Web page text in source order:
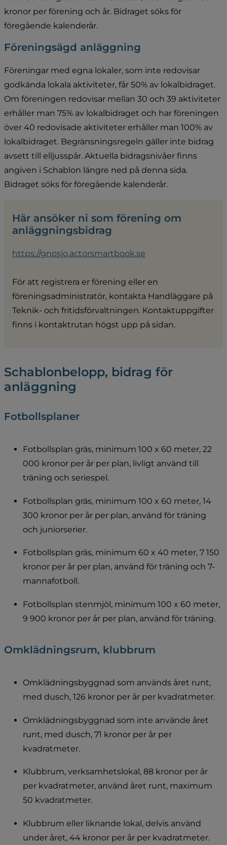
kronor per förening och år. Bidraget söks för
föregående kalenderår.
Föreningsägd anläggning
Föreningar med egna lokaler, som inte redovisar
godkända lokala aktiviteter, får 50% av lokalbidraget.
Om föreningen redovisar mellan 30 och 39 aktiviteter
erhåller man 75% av lokalbidraget och har föreningen
över 40 redovisade aktiviteter erhåller man 100% av
lokalbidraget. Begränsningsregeln gäller inte bidrag
avsett till elljusspår. Aktuella bidragsnivåer finns
angiven i Schablon längre ned på denna sida.
Bidraget söks för föregående kalenderår.
Här ansöker ni som förening om
anläggningsbidrag
https://gnosjo.actorsmartbook.se
För att registrera er förening eller en
föreningsadministratör, kontakta Handläggare på
Teknik- och fritidsförvaltningen. Kontaktuppgifter
finns i kontaktrutan högst upp på sidan.
Schablonbelopp, bidrag för
anläggning
Fotbollsplaner
Fotbollsplan gräs, minimum 100 x 60 meter, 22
000 kronor per år per plan, livligt använd till
träning och seriespel.
Fotbollsplan gräs, minimum 100 x 60 meter, 14
300 kronor per år per plan, använd för träning
och juniorserier.
Fotbollsplan gräs, minimum 60 x 40 meter, 7 150
kronor per år per plan, använd för träning och 7-
mannafotboll.
Fotbollsplan stenmjöl, minimum 100 x 60 meter,
9 900 kronor per år per plan, använd för träning.
Omklädningsrum, klubbrum
Omklädningsbyggnad som används året runt,
med dusch, 126 kronor per år per kvadratmeter.
Omklädningsbyggnad som inte använde året
runt, med dusch, 71 kronor per år per
kvadratmeter.
Klubbrum, verksamhetslokal, 88 kronor per år
per kvadratmeter, använd året runt, maximum
50 kvadratmeter.
Klubbrum eller liknande lokal, delvis använd
under året, 44 kronor per år per kvadratmeter.